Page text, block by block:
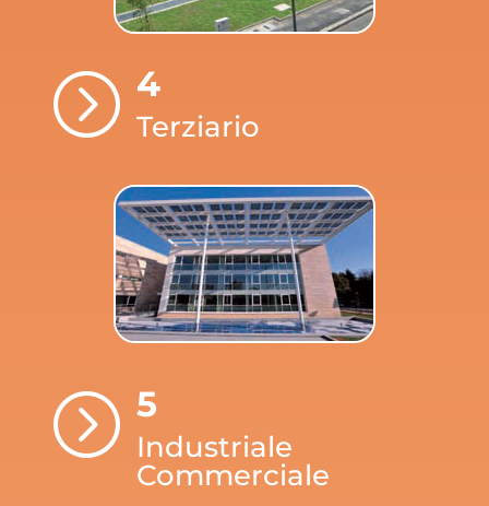
= 4
Terziario
= 5
Industriale
Commerciale